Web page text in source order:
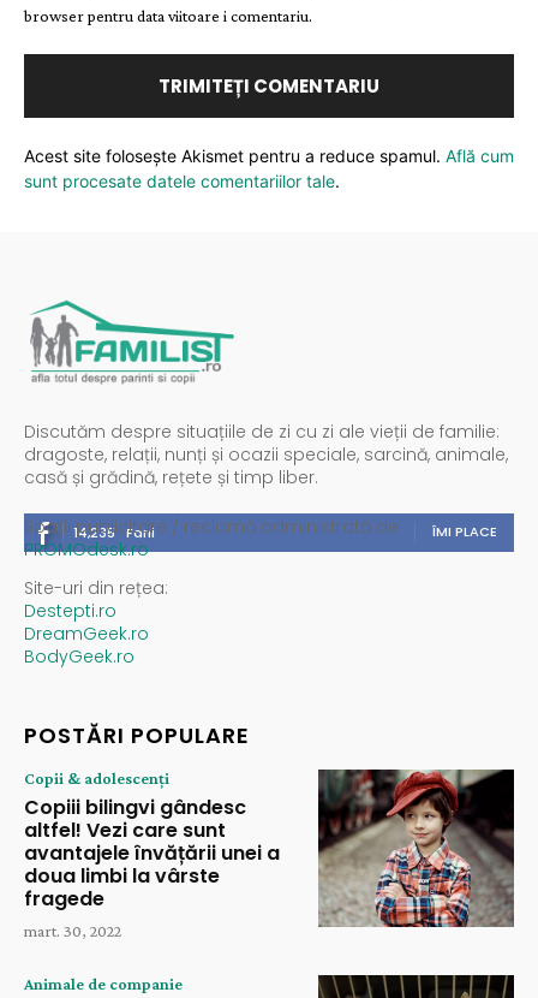
browser pentru data viitoare i comentariu.
Acest site folosește Akismet pentru a reduce spamul. Află cum
sunt procesate datele comentariilor tale.
Discutăm despre situațiile de zi cu zi ale vieții de familie:
dragoste, relații, nunți și ocazii speciale, sarcină, animale,
casă și grădină, rețete și timp liber.
14,235 Fani ÎMI PLACE
Spații publicitare / reclamă administrată de
PROMOdesk.ro
Site-uri din rețea:
Destepti.ro
DreamGeek.ro
BodyGeek.ro
POSTĂRI POPULARE
Copii & adolescenți
Copiii bilingvi gândesc
altfel! Vezi care sunt
avantajele învățării unei a
doua limbi la vârste
fragede
mart. 30, 2022
Animale de companie